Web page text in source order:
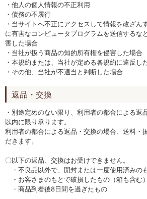
・他人の個人情報の不正利用
・債務の不履行
・当サイトへ不正にアクセスして情報を改ざん
に有害なコンピュータプログラムを送信するな
害した場合
・当社が扱う商品の知的所有権を侵害した場合
・本規約または、当社が定める各規約に違反し
・その他、当社が不適当と判断した場合
返品・交換
・別途定めのない限り、利用者の都合による返
以内に限り承ります。
利用者の都合による返品・交換の場合、送料・
だきます。
〇以下の返品、交換はお受けできません。
・不良品以外で、開封または一度使用済みの
・お客さまのもとで破損したもの（箱も含む）
・商品到着後8日間を過ぎたもの